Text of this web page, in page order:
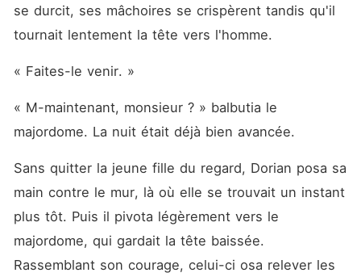
intouchable. Il m'a achetée
sans hésiter, comme si
j'avais toujours été destinée
contre toute attente, il ne
m'a pas brisée comme les
autres l'auraient fait. Au lieu
de lui... comme son "animal",
avoir connu le pire en
devenant esclave. Mais
vivre aux côtés de cet
homme pourrait être encore
son regard froid se cache
se durcit, ses mâchoires se crispèrent tandis qu'il
tournait lentement la tête vers l'homme.
« Faites-le venir. »
« M-maintenant, monsieur ? » balbutia le
majordome. La nuit était déjà bien avancée.
Sans quitter la jeune fille du regard, Dorian posa sa
main contre le mur, là où elle se trouvait un instant
plus tôt. Puis il pivota légèrement vers le
majordome, qui gardait la tête baissée.
Rassemblant son courage, celui-ci osa relever les